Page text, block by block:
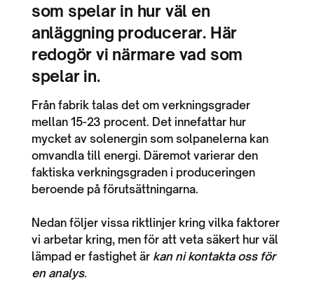
som spelar in hur väl en
anläggning producerar. Här
redogör vi närmare vad som
spelar in.
Från fabrik talas det om verkningsgrader
mellan 15-23 procent. Det innefattar hur
mycket av solenergin som solpanelerna kan
omvandla till energi. Däremot varierar den
faktiska verkningsgraden i produceringen
beroende på förutsättningarna.
Nedan följer vissa riktlinjer kring vilka faktorer
vi arbetar kring, men för att veta säkert hur väl
lämpad er fastighet är kan ni kontakta oss för
en analys.